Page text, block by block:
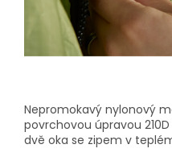
Nepromokavý nylonový
povrchovou úpravou
dvě oka se zipem v